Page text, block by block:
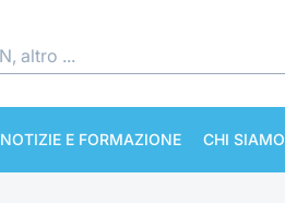
NOTIZIE E FORMAZIONE CHI SIAMO